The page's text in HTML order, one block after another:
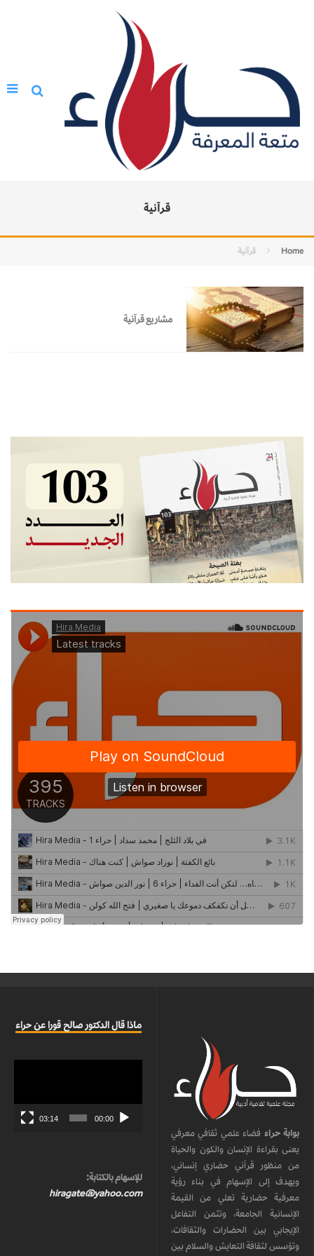
قرآنية
Home قرآنية
مشاريع قرآنية
بوابة حراء فضاء علمي ثقافي معرفي
يعنى بقراءة الإنسان والكون والحياة
من منظور قرآني حضاري إنساني،
ويهدف إلى الإسهام في بناء رؤية
معرفية حضارية تعلي من القيمة
الإنسانية الجامعة، وتثمن التفاعل
الإيجابي بين الحضارات والثقافات،
وتؤسس لثقافة التعايش والسلام بين
ماذا قال الدكتور صالح قورا عن حراء
00:00
03:14
للإسهام بالكتابة:
hiragate@yahoo.com